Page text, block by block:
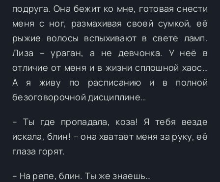
подруга. Она бежит ко мне, готовая снести
меня с ног, размахивая своей сумкой, её
рыжие волосы вспыхивают в свете ламп.
Лиза – ураган, а не девчонка. У неё в
отличие от меня и в жизни сплошной хаос…
А я живу по расписанию и в полной
безоговорочной дисциплине…
– Ты где пропадала, коза! Я тебя везде
искала, блин! – она хватает меня за руку, её
глаза горят.
– На репе, блин. Ты же знаешь…